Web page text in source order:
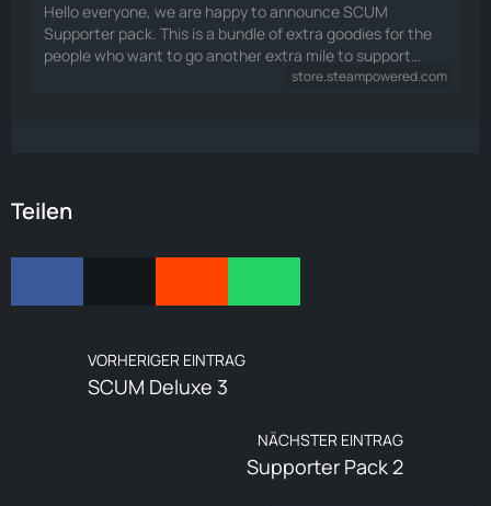
Hello everyone, we are happy to announce SCUM
Supporter pack. This is a bundle of extra goodies for the
people who want to go another extra mile to support…
store.steampowered.com
Teilen
VORHERIGER EINTRAG
SCUM Deluxe 3
NÄCHSTER EINTRAG
Supporter Pack 2